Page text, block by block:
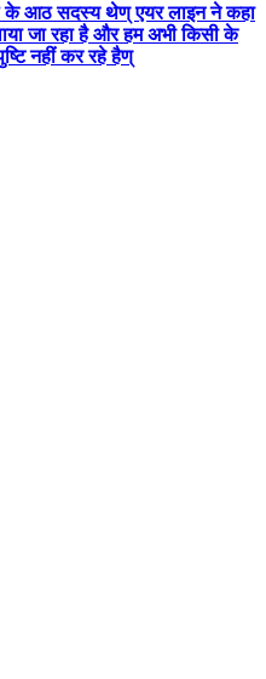
के आठ सदस्य थेण् एयर लाइन ने कहा
जा रहा है और हम अभी किसी के
नहीं कर रहे हैण्